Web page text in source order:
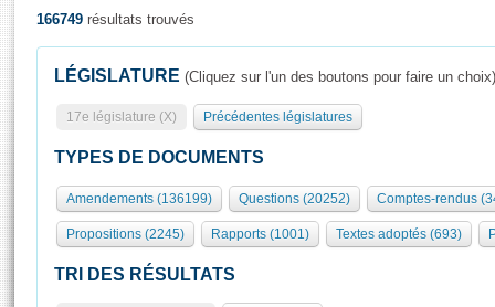
Présidence
577 députés
Groupes politiques
Séance publique
Commissions et autres organes
Europe et International
Rôle et pouvoirs de l'Assemblée
Organisation de l'Assemblée
Présidence Conférence des Présidents Bureau Collège des
Visiter l'Assemblée
Visite virtuelle du palais Bourbon
Assister à une séance
166749 résultats trouvés
LÉGISLATURE (Cliquez sur l'un des boutons pour faire un choix)
17e législature (X) Précédentes législatures
TYPES DE DOCUMENTS
Amendements (136199) Questions (20252) Comptes-rendus
Propositions (2245) Rapports (1001) Textes adoptés (693)
TRI DES RÉSULTATS